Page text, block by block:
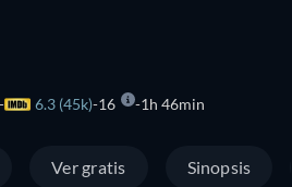
6.3 (45k) 16 1h 46min
Ver gratis Sinopsis